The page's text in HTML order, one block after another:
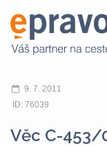
9. 7. 2011
ID: 76039
Věc C-453/